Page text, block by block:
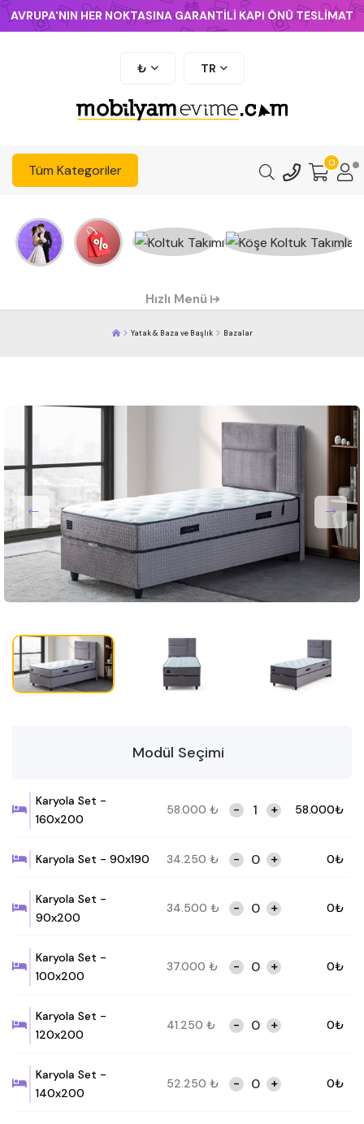
AVRUPA'NIN HER NOKTASINA GARANTİLİ KAPI ÖNÜ TESLİMAT
₺ TR
Tüm Kategoriler 0
Hızlı Menü
Yatak & Baza ve Başlık Bazalar
Modül Seçimi
Karyola Set -
160x200
58.000 ₺ - + 58.000₺
Karyola Set - 90x190 34.250 ₺ - + 0₺
Karyola Set -
90x200
34.500 ₺ - + 0₺
Karyola Set -
100x200
37.000 ₺ - + 0₺
Karyola Set -
120x200
41.250 ₺ - + 0₺
Karyola Set -
140x200
52.250 ₺ - + 0₺